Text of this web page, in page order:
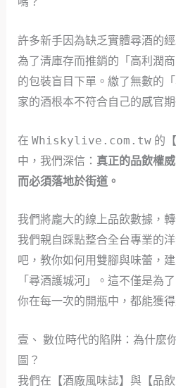
許多新手因為缺乏實體尋酒的
為了清庫存而推銷的「高利潤
的包裝盲目下單。繳了無數的
家的酒根本不符合自己的感官期
在 Whiskylive.com.tw的
中，我們深信： 真正的品飲權
而必須落地於街道。
我們將龐大的線上品飲數據，
我們親自踩點整合全台專業的
吧，教你如何用雙腳與味蕾，
「尋酒護城河」。這不僅是為
你在每一次的開瓶中，都能獲
壹、 數位時代的陷阱：為什麼
圖？
我們在【酒廠風味誌】與【品